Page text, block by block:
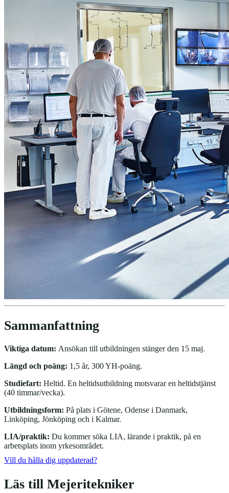
Sammanfattning
Viktiga datum: Ansökan till utbildningen stänger den 15 maj.
Längd och poäng: 1,5 år, 300 YH-poäng.
Studiefart: Heltid. En heltidsutbildning motsvarar en heltidstjänst
(40 timmar/vecka).
Utbildningsform: På plats i Götene, Odense i Danmark,
Linköping, Jönköping och i Kalmar.
LIA/praktik: Du kommer söka LIA, lärande i praktik, på en
arbetsplats inom yrkesområdet.
Vill du hålla dig uppdaterad?
Läs till Mejeritekniker